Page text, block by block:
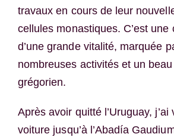
travaux en cours de leur
cellules monastiques. C’est une
d’une grande vitalité, marquée
nombreuses activités et un
grégorien.
Après avoir quitté l’Uruguay, j’ai
voiture jusqu’à l’Abadía